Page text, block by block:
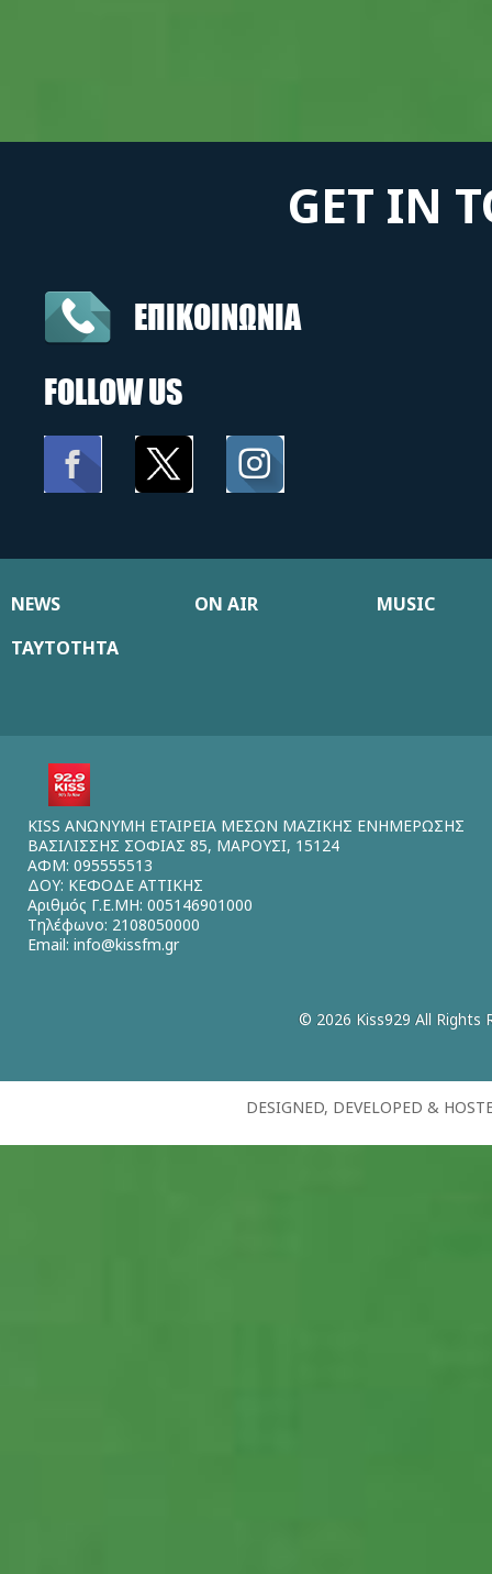
GET IN
ΕΠΙΚΟΙΝΩΝΙΑ
FOLLOW US
NEWS ON AIR
MUSIC
ΤΑΥΤΟΤΗΤΑ
KISS ΑΝΩΝΥΜΗ ΕΤΑΙΡΕΙΑ ΜΕΣΩΝ ΜΑΖΙΚΗΣ ΕΝΗΜΕΡΩΣΗΣ
ΒΑΣΙΛΙΣΣΗΣ ΣΟΦΙΑΣ 85, ΜΑΡΟΥΣΙ, 15124
ΑΦΜ: 095555513
ΔΟΥ: ΚΕΦΟΔΕ ΑΤΤΙΚΗΣ
Αριθμός Γ.Ε.ΜΗ: 005146901000
Τηλέφωνο: 2108050000
Email: info@kissfm.gr
© 2026 Kiss929 All Rights
DESIGNED, DEVELOPED &